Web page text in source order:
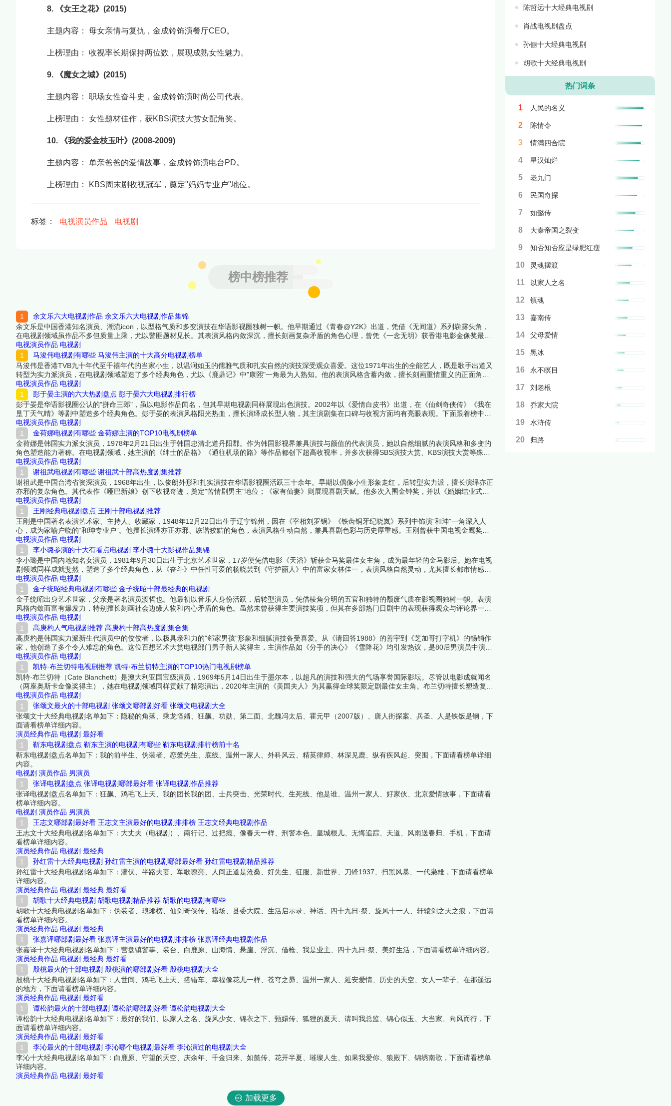
8. 《女王之花》(2015)
主题内容： 母女亲情与复仇，金成铃饰演餐厅CEO。
上榜理由： 收视率长期保持两位数，展现成熟女性魅力。
9. 《魔女之城》(2015)
主题内容： 职场女性奋斗史，金成铃饰演时尚公司代表。
上榜理由： 女性题材佳作，获KBS演技大赏女配角奖。
10. 《我的爱金枝玉叶》(2008-2009)
主题内容： 单亲爸爸的爱情故事，金成铃饰演电台PD。
上榜理由： KBS周末剧收视冠军，奠定"妈妈专业户"地位。
标签： 电视演员作品 电视剧
榜中榜推荐
余文乐六大电视剧作品 余文乐六大电视剧作品集锦
余文乐是中国香港知名演员、潮流icon，以型格气质和多变演技在华语影视圈独树一帜。他早期通过《青春@Y2K》出道，凭借《无间道》系列崭露头角，
在电视剧领域虽作品不多但质量上乘，尤以警匪题材见长。其表演风格内敛深沉，擅长刻画复杂矛盾的角色心理，曾凭《一念无明》获香港电影金像奖最佳
男主角提名。本文将推荐余文乐主演的6部电视剧（含客串），涵盖青春偶像、都市情感等题材，从角色突破性、制作水准、观众口碑等维度解析上榜理由。
下面跟着榜中榜编辑一起来看看详细名单吧！
电视演员作品 电视剧
马浚伟电视剧有哪些 马浚伟主演的十大高分电视剧榜单
马浚伟是香港TVB九十年代至千禧年代的当家小生，以温润如玉的儒雅气质和扎实自然的演技深受观众喜爱。这位1971年出生的全能艺人，既是歌手出道又
转型为实力派演员，在电视剧领域塑造了多个经典角色，尤以《鹿鼎记》中"康熙"一角最为人熟知。他的表演风格含蓄内敛，擅长刻画重情重义的正面角
色，无论是古装剧中的帝王将相，还是现代剧中的专业人士都游刃有余。曾获TVB"我最喜爱的电视角色"等多项荣誉。下面跟着榜中榜编辑一起来看看详细
名单吧！
电视演员作品 电视剧
彭于晏主演的六大热剧盘点 彭于晏六大电视剧排行榜
彭于晏是华语影视圈公认的"拼命三郎"，虽以电影作品闻名，但其早期电视剧同样展现出色演技。2002年以《爱情白皮书》出道，在《仙剑奇侠传》《我在
垦丁天气晴》等剧中塑造多个经典角色。彭于晏的表演风格阳光热血，擅长演绎成长型人物，其主演剧集在口碑与收视方面均有亮眼表现。下面跟着榜中榜
编辑一起来看看详细名单吧！
电视演员作品 电视剧
金荷娜电视剧有哪些 金荷娜主演的TOP10电视剧榜单
金荷娜是韩国实力派女演员，1978年2月21日出生于韩国忠清北道丹阳郡。作为韩国影视界兼具演技与颜值的代表演员，她以自然细腻的表演风格和多变的
角色塑造能力著称。在电视剧领域，她主演的《绅士的品格》《通往机场的路》等作品都创下超高收视率，并多次获得SBS演技大赏、KBS演技大赏等殊
荣。其温暖知性的形象和扎实的演技功底，使她成为韩国中生代女演员中的佼佼者。下面跟着榜中榜编辑一起来看看详细名单吧！
电视演员作品 电视剧
谢祖武电视剧有哪些 谢祖武十部高热度剧集推荐
谢祖武是中国台湾省资深演员，1968年出生，以俊朗外形和扎实演技在华语影视圈活跃三十余年。早期以偶像小生形象走红，后转型实力派，擅长演绎亦正
亦邪的复杂角色。其代表作《哑巴新娘》创下收视奇迹，奠定"苦情剧男主"地位；《家有仙妻》则展现喜剧天赋。他多次入围金钟奖，并以《婚姻结业式》
获中高龄观众热烈反响。下面跟着榜中榜编辑一起来看看详细名单吧！
电视演员作品 电视剧
王刚经典电视剧盘点 王刚十部电视剧推荐
王刚是中国著名表演艺术家、主持人、收藏家，1948年12月22日出生于辽宁锦州，因在《宰相刘罗锅》《铁齿铜牙纪晓岚》系列中饰演“和珅”一角深入人
心，成为家喻户晓的“和珅专业户”。他擅长演绎亦正亦邪、诙谐狡黠的角色，表演风格生动自然，兼具喜剧色彩与历史厚重感。王刚曾获中国电视金鹰奖最
佳男配角、全国德艺双馨电视艺术工作者等荣誉，并多次主持央视春晚。其主演的《铁齿铜牙纪晓岚》《梦断紫禁城》等剧集均创下超高收视率，成为经典
之作。下面跟着榜中榜编辑一起来看看详细名单吧！
电视演员作品 电视剧
李小璐参演的十大有看点电视剧 李小璐十大影视作品集锦
李小璐是中国内地知名女演员，1981年9月30日出生于北京艺术世家，17岁便凭借电影《天浴》斩获金马奖最佳女主角，成为最年轻的金马影后。她在电视
剧领域同样成就斐然，塑造了多个经典角色，从《奋斗》中任性可爱的杨晓芸到《守护丽人》中的富家女林佳一，表演风格自然灵动，尤其擅长都市情感题
材。尽管近年因个人生活引发争议，但其早期电视剧作品仍具有广泛影响力。下面跟着榜中榜编辑一起来看看详细名单吧！
电视演员作品 电视剧
金子统昭经典电视剧有哪些 金子统昭十部最经典的电视剧
金子统昭出身艺术世家，父亲是著名演员渡哲也。他最初以音乐人身份活跃，后转型演员，凭借棱角分明的五官和独特的颓废气质在影视圈独树一帜。表演
风格内敛而富有爆发力，特别擅长刻画社会边缘人物和内心矛盾的角色。虽然未曾获得主要演技奖项，但其在多部热门日剧中的表现获得观众与评论界一致
认可，是日本影视圈不可或缺的个性派演员。
电视演员作品 电视剧
高庚杓人气电视剧推荐 高庚杓十部高热度剧集合集
高庚杓是韩国实力派新生代演员中的佼佼者，以极具亲和力的"邻家男孩"形象和细腻演技备受喜爱。从《请回答1988》的善宇到《芝加哥打字机》的畅销作
家，他创造了多个令人难忘的角色。这位百想艺术大赏电视部门男子新人奖得主，主演作品如《分手的决心》《雪降花》均引发热议，是80后男演员中演技
与观众缘兼具的代表。下面跟着榜中榜编辑一起来看看详细名单吧！
电视演员作品 电视剧
凯特·布兰切特电视剧推荐 凯特·布兰切特主演的TOP10热门电视剧榜单
凯特·布兰切特（Cate Blanchett）是澳大利亚国宝级演员，1969年5月14日出生于墨尔本，以超凡的演技和强大的气场享誉国际影坛。尽管以电影成就闻名
（两座奥斯卡金像奖得主），她在电视剧领域同样贡献了精彩演出，2020年主演的《美国夫人》为其赢得金球奖限定剧最佳女主角。布兰切特擅长塑造复杂
强势的女性角色，表演风格极具张力和层次感，从历史人物到现代精英都能完美驾驭。虽然电视剧作品不多，但每部都引发巨大反响。下面跟着榜中榜编辑
一起来看看详细名单吧！
电视演员作品 电视剧
张颂文最火的十部电视剧 张颂文哪部剧好看 张颂文电视剧大全
张颂文十大经典电视剧名单如下：隐秘的角落、乘龙怪婿、狂飙、功勋、第二面、北魏冯太后、霍元甲（2007版）、唐人街探案、兵圣、人是铁饭是钢，下
面请看榜单详细内容。
演员经典作品 电视剧 最好看
靳东电视剧盘点 靳东主演的电视剧有哪些 靳东电视剧排行榜前十名
靳东电视剧盘点名单如下：我的前半生、伪装者、恋爱先生、底线、温州一家人、外科风云、精英律师、林深见鹿、纵有疾风起、突围，下面请看榜单详细
内容。
电视剧 演员作品 男演员
张译电视剧盘点 张译电视剧哪部最好看 张译电视剧作品推荐
张译电视剧盘点名单如下：狂飙、鸡毛飞上天、我的团长我的团、士兵突击、光荣时代、生死线、他是谁、温州一家人、好家伙、北京爱情故事，下面请看
榜单详细内容。
电视剧 演员作品 男演员
王志文哪部剧最好看 王志文主演最好的电视剧排排榜 王志文经典电视剧作品
王志文十大经典电视剧名单如下：大丈夫（电视剧）、南行记、过把瘾、像春天一样、刑警本色、皇城根儿、无悔追踪、天道、风雨送春归、手机，下面请
看榜单详细内容。
演员经典作品 电视剧 最经典
孙红雷十大经典电视剧 孙红雷主演的电视剧哪部最好看 孙红雷电视剧精品推荐
孙红雷十大经典电视剧名单如下：潜伏、半路夫妻、军歌嘹亮、人间正道是沧桑、好先生、征服、新世界、刀锋1937、扫黑风暴、一代枭雄，下面请看榜单
详细内容。
演员经典作品 电视剧 最经典 最好看
胡歌十大经典电视剧 胡歌电视剧精品推荐 胡歌的电视剧有哪些
胡歌十大经典电视剧名单如下：伪装者、琅琊榜、仙剑奇侠传、猎场、县委大院、生活启示录、神话、四十九日·祭、旋风十一人、轩辕剑之天之痕，下面请
看榜单详细内容。
演员经典作品 电视剧 最经典
张嘉译哪部剧最好看 张嘉译主演最好的电视剧排排榜 张嘉译经典电视剧作品
张嘉译十大经典电视剧名单如下：营盘镇警事、装台、白鹿原、山海情、悬崖、浮沉、借枪、我是业主、四十九日·祭、美好生活，下面请看榜单详细内容。
演员经典作品 电视剧 最经典 最好看
殷桃最火的十部电视剧 殷桃演的哪部剧好看 殷桃电视剧大全
殷桃十大经典电视剧名单如下：人世间、鸡毛飞上天、搭错车、幸福像花儿一样、苍穹之昴、温州一家人、延安爱情、历史的天空、女人一辈子、在那遥远
的地方，下面请看榜单详细内容。
演员经典作品 电视剧 最好看
谭松韵最火的十部电视剧 谭松韵哪部剧好看 谭松韵电视剧大全
谭松韵十大经典电视剧名单如下：最好的我们、以家人之名、旋风少女、锦衣之下、甄嬛传、狐狸的夏天、请叫我总监、锦心似玉、大当家、向风而行，下
面请看榜单详细内容。
演员经典作品 电视剧 最好看
李沁最火的十部电视剧 李沁哪个电视剧最好看 李沁演过的电视剧大全
李沁十大经典电视剧名单如下：白鹿原、守望的天空、庆余年、千金归来、如懿传、花开半夏、璀璨人生、如果我爱你、狼殿下、锦绣南歌，下面请看榜单
详细内容。
演员经典作品 电视剧 最好看
加载更多
陈哲远十大经典电视剧
肖战电视剧盘点
孙俪十大经典电视剧
胡歌十大经典电视剧
热门词条
1 人民的名义
2 陈情令
3 情满四合院
4 星汉灿烂
5 老九门
6 民国奇探
7 如懿传
8 大秦帝国之裂变
9 知否知否应是绿肥红瘦
10 灵魂摆渡
11 以家人之名
12 镇魂
13 嘉南传
14 父母爱情
15 黑冰
16 永不瞑目
17 刘老根
18 乔家大院
19 水浒传
20 归路